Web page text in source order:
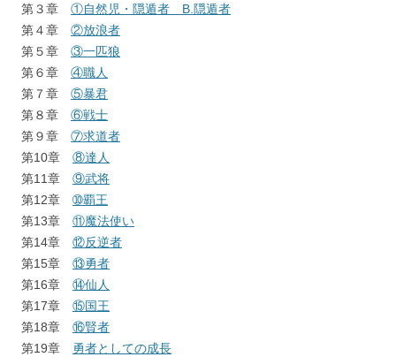
第３章 ①自然児・隠遁者 B.隠遁者
第４章 ②放浪者
第５章 ③一匹狼
第６章 ④職人
第７章 ⑤暴君
第８章 ⑥戦士
第９章 ⑦求道者
第10章 ⑧達人
第11章 ⑨武将
第12章 ➉覇王
第13章 ⑪魔法使い
第14章 ⑫反逆者
第15章 ⑬勇者
第16章 ⑭仙人
第17章 ⑮国王
第18章 ⑯賢者
第19章 勇者としての成長